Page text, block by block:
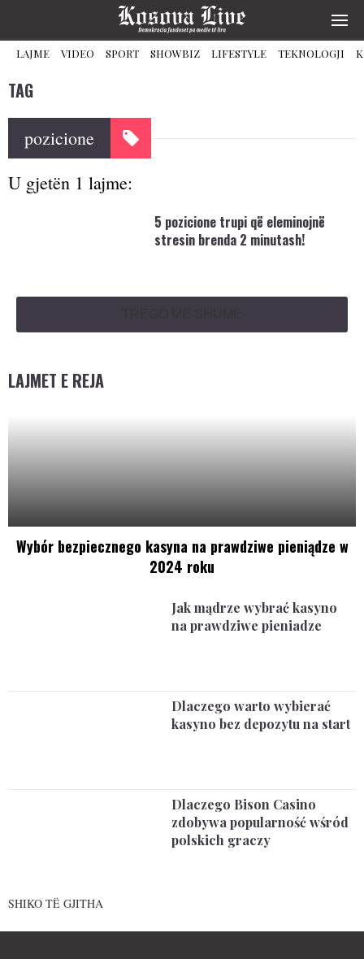
LAJME VIDEO SPORT SHOWBIZ LIFESTYLE TEKNOLOGJI
TAG
pozicione
U gjetën 1 lajme:
5 pozicione trupi që eleminojnë
stresin brenda 2 minutash!
LAJMET E REJA
Wybór bezpiecznego kasyna na prawdziwe pieniądze w
2024 roku
Jak mądrze wybrać kasyno
na prawdziwe pieniadze
Dlaczego warto wybierać
kasyno bez depozytu na start
Dlaczego Bison Casino
zdobywa popularność wśród
polskich graczy
SHIKO TË GJITHA